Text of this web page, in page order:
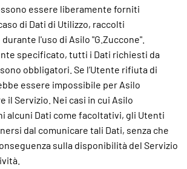
essere liberamente forniti
di Dati di Utilizzo, raccolti
l'uso di Asilo "G.Zuccone".
specificato, tutti i Dati richiesti da
obbligatori. Se l’Utente rifiuta di
essere impossibile per Asilo
il Servizio. Nei casi in cui Asilo
alcuni Dati come facoltativi, gli Utenti
dal comunicare tali Dati, senza che
sulla disponibilità del Servizio